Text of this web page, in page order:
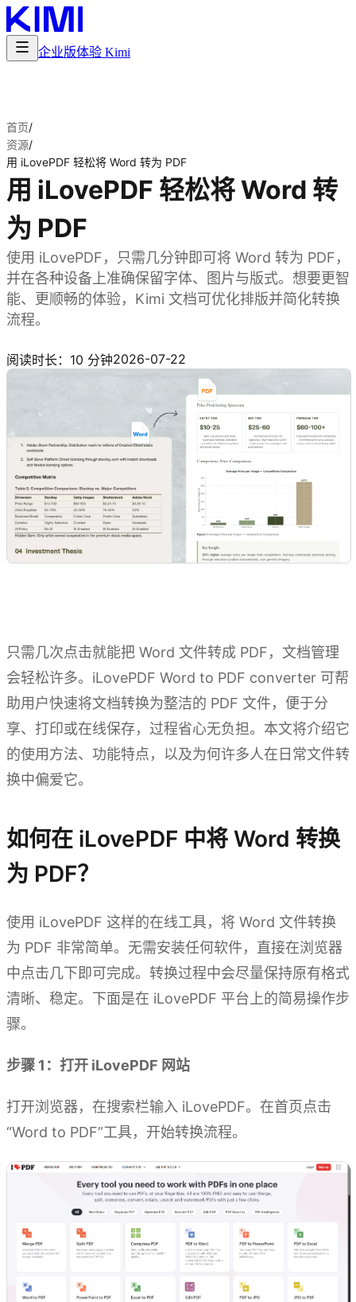
企业版体验 Kimi
首页/
资源/
用 iLovePDF 轻松将 Word 转为 PDF
用 iLovePDF 轻松将 Word 转
为 PDF
使用 iLovePDF，只需几分钟即可将 Word 转为 PDF，
并在各种设备上准确保留字体、图片与版式。想要更智
能、更顺畅的体验，Kimi 文档可优化排版并简化转换
流程。
阅读时长：10 分钟2026-07-22
只需几次点击就能把 Word 文件转成 PDF，文档管理
会轻松许多。iLovePDF Word to PDF converter 可帮
助用户快速将文档转换为整洁的 PDF 文件，便于分
享、打印或在线保存，过程省心无负担。本文将介绍它
的使用方法、功能特点，以及为何许多人在日常文件转
换中偏爱它。
如何在 iLovePDF 中将 Word 转换
为 PDF？
使用 iLovePDF 这样的在线工具，将 Word 文件转换
为 PDF 非常简单。无需安装任何软件，直接在浏览器
中点击几下即可完成。转换过程中会尽量保持原有格式
清晰、稳定。下面是在 iLovePDF 平台上的简易操作步
骤。
步骤 1：打开 iLovePDF 网站
打开浏览器，在搜索栏输入 iLovePDF。在首页点击
“Word to PDF”工具，开始转换流程。